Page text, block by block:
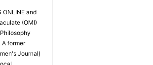
and
(OMI)
former
Journal)